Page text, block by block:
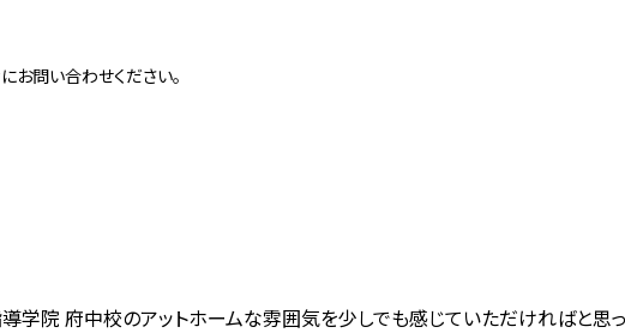
お問い合わせください。
導学院 府中校のアットホームな雰囲気を少しでも感じていただければと思っ